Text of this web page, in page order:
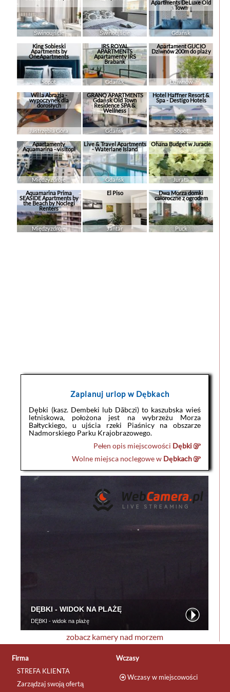
Świnoujście Świnoujście
Apartments DeLuxe Old
Town
Gdańsk
King Sobieski
Apartments by
OneApartments
Sopot
IRS ROYAL
APARTMENTS
Apartamenty IRS
Brabank
Gdańsk
Apartament GUCIO
Dziwnów 200m do plaży
Dziwnów
Willa Abrazja -
wypoczynek dla
dorosłych
Jastrzębia Góra
GRANO APARTMENTS
Gdańsk Old Town
Residence SPA &
Wellness
Gdańsk
Hotel Haffner Resort &
Spa - Destigo Hotels
Sopot
Apartamenty
Aquamarina - visitopl
Międzyzdroje
Live & Travel Apartments
- Waterlane Island
Gdańsk
Ohana Budget w Juracie
Jurata
Aquamarina Prima
SEASIDE Apartments by
the Beach by Noclegi
Renters
Międzyzdroje
El Piso
Jantar
Dwa Morza domki
całoroczne z ogrodem
Puck
Zaplanuj urlop w Dębkach
Dębki (kasz. Dembeki lub Dãbczi) to kaszubska wieś
letniskowa, położona jest na wybrzeżu Morza
Bałtyckiego, u ujścia rzeki Piaśnicy na obszarze
Nadmorskiego Parku Krajobrazowego.
Pełen opis miejscowości Dębki
Wolne miejsca noclegowe w Dębkach
zobacz kamery nad morzem
Firma
STREFA KLIENTA
Zarządzaj swoją ofertą
Wczasy
Wczasy w miejscowości